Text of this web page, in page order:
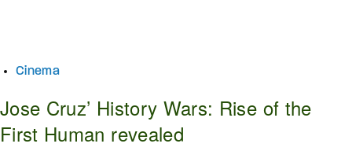
Cinema
Jose Cruz’ History Wars: Rise of the
First Human revealed